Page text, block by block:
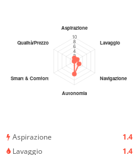
Aspirazione
1.4
Lavaggio
1.4